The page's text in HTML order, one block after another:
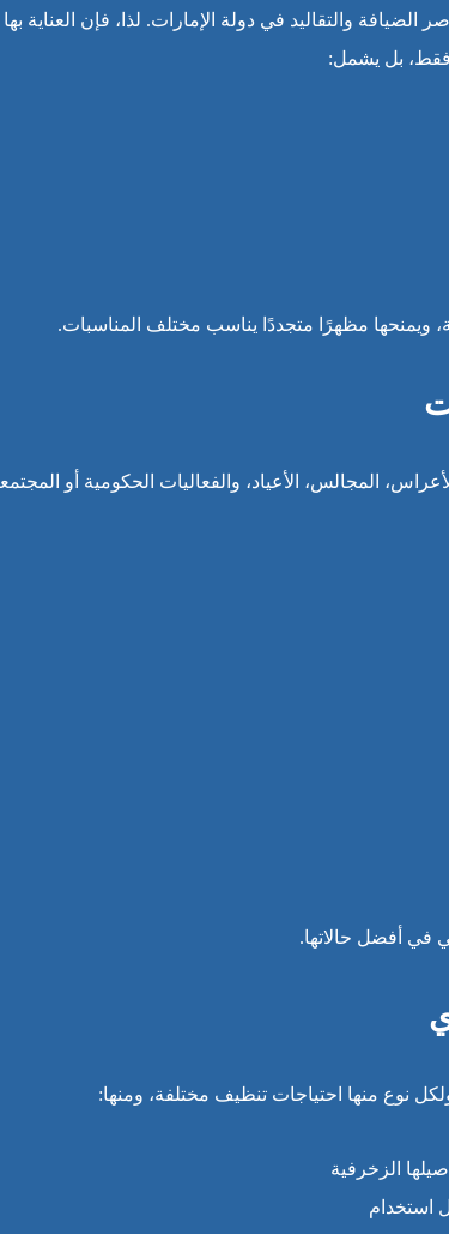
والتقاليد في دولة الإمارات. لذا، فإن العناية
فقط، بل يشمل:
ويمنحها مظهرًا متجددًا يناسب مختلف المناسبات.
المجالس، الأعياد، والفعاليات الحكومية أو
في أفضل حالاتها.
نوع منها احتياجات تنظيف مختلفة، ومنها:
الزخرفية
استخدام